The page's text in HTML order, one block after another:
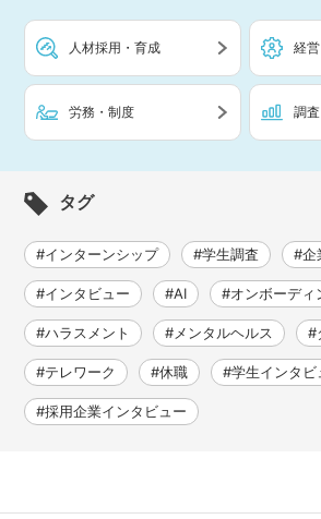
人材採用・育成 経
労務・制度 調
タグ
#インターンシップ #学生調査 #企
#インタビュー #AI #オンボーディ
#ハラスメント #メンタルヘルス #
#テレワーク #休職 #学生インタビ
#採用企業インタビュー